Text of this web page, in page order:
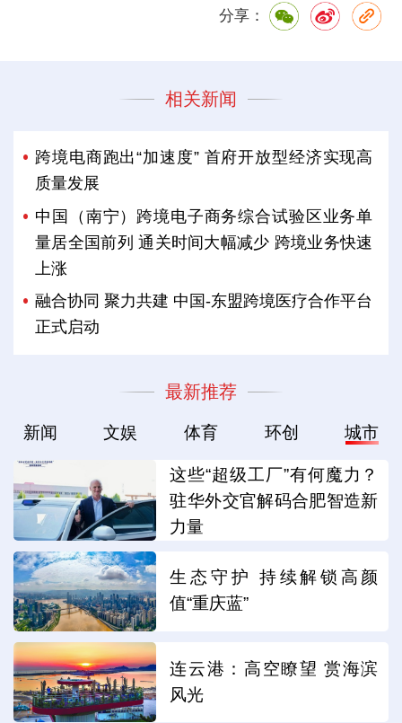
分享：
相关新闻
跨境电商跑出“加速度” 首府开放型经济实现高
质量发展
中国（南宁）跨境电子商务综合试验区业务单
量居全国前列 通关时间大幅减少 跨境业务快速
上涨
融合协同 聚力共建 中国-东盟跨境医疗合作平台
正式启动
最新推荐
新闻 文娱 体育 环创 城市
这些“超级工厂”有何魔力？
驻华外交官解码合肥智造新
力量
生态守护 持续解锁高颜
值“重庆蓝”
连云港：高空瞭望 赏海滨
风光